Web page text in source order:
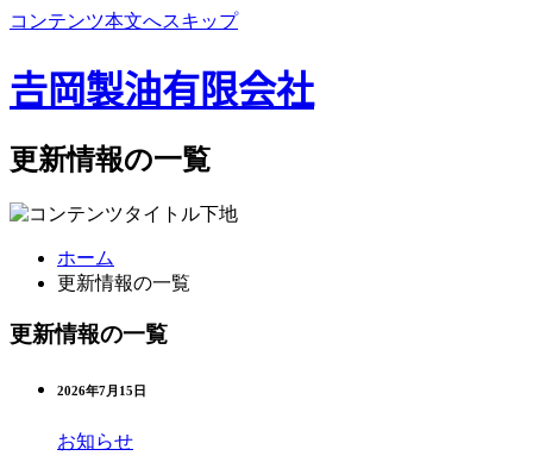
コンテンツ本文へスキップ
𠮷岡製油有限会社
更新情報の一覧
ホーム
更新情報の一覧
更新情報の一覧
2026年7月15日
お知らせ